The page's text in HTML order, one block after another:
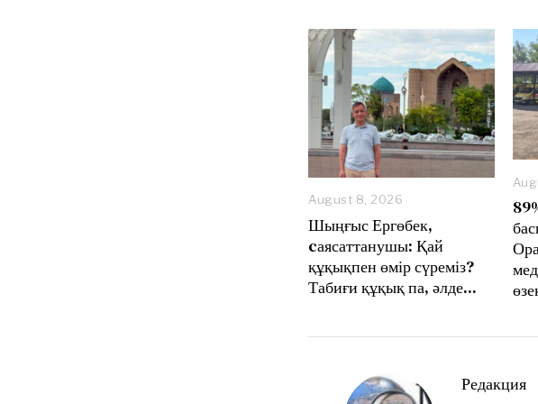
August 8, 2026
g
u
s
t
8
Шыңғыс Ергөбек,
cаясаттанушы: Қай
құқықпен өмір сүреміз?
Табиғи құқық па, әлде…
Редакция